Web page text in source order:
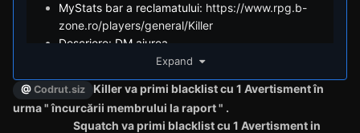
MyStats bar a reclamatului: https://www.rpg.b-
zone.ro/players/general/Killer
Descriere: DM aiurea
Expand
@Codrut.siz
Killer va primi blacklist cu 1 Avertisment în
urma " încurcării membrului la raport " .
Squatch va primi blacklist cu 1 Avertisment in